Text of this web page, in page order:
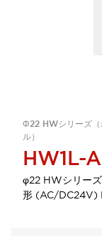
Φ22 HWシリーズ
ル）
HW1L-
φ22 HWシリー
形 (AC/DC24V)